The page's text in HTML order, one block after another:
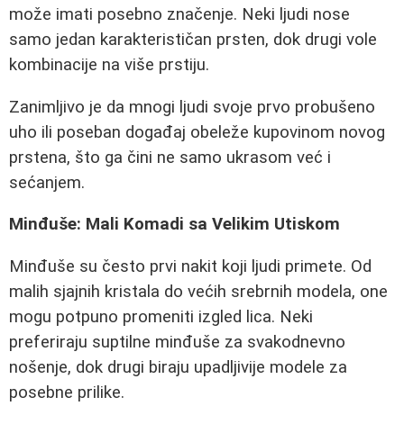
može imati posebno značenje. Neki ljudi nose
samo jedan karakterističan prsten, dok drugi vole
kombinacije na više prstiju.
Zanimljivo je da mnogi ljudi svoje prvo probušeno
uho ili poseban događaj obeleže kupovinom novog
prstena, što ga čini ne samo ukrasom već i
sećanjem.
Minđuše: Mali Komadi sa Velikim Utiskom
Minđuše su često prvi nakit koji ljudi primete. Od
malih sjajnih kristala do većih srebrnih modela, one
mogu potpuno promeniti izgled lica. Neki
preferiraju suptilne minđuše za svakodnevno
nošenje, dok drugi biraju upadljivije modele za
posebne prilike.